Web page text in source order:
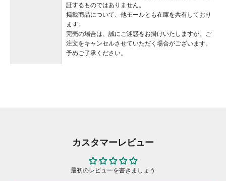
証するものではありません。
掲載商品について、他モールとも在庫を共有しており
ます。
完売の場合は、誠にご迷惑をお掛けいたしますが、ご
注文をキャンセルさせていただく場合がございます。
予めご了承ください。
カスタマーレビュー
最初のレビューを書きましょう